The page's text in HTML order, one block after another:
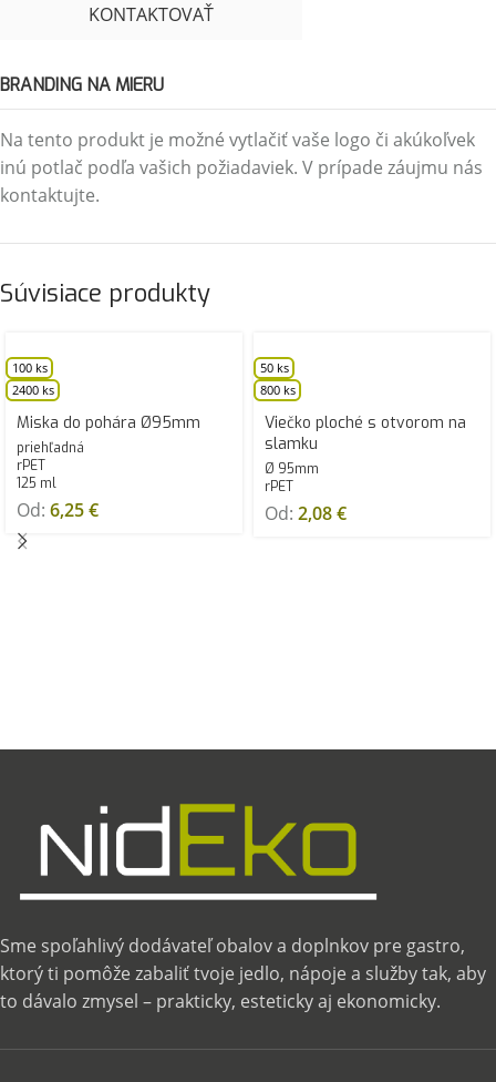
KONTAKTOVAŤ
BRANDING NA MIERU
Na tento produkt je možné vytlačiť vaše logo či akúkoľvek
inú potlač podľa vašich požiadaviek. V prípade záujmu nás
kontaktujte.
Súvisiace produkty
100 ks
2400 ks
Miska do pohára Ø95mm
priehľadná
rPET
125 ml
Od: 6,25€
50 ks
800 ks
Viečko ploché s otvorom na
slamku
Ø 95mm
rPET
Od: 2,08€
Sme spoľahlivý dodávateľ obalov a doplnkov pre gastro,
ktorý ti pomôže zabaliť tvoje jedlo, nápoje a služby tak, aby
to dávalo zmysel – prakticky, esteticky aj ekonomicky.